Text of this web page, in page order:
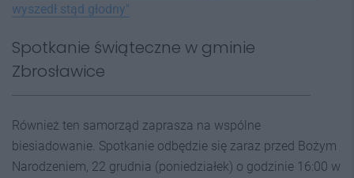
wyszedł stąd głodny"
Spotkanie świąteczne w gminie
Zbrosławice
Również ten samorząd zaprasza na wspólne
biesiadowanie. Spotkanie odbędzie się zaraz przed Bożym
Narodzeniem, 22 grudnia (poniedziałek) o godzinie 16:00 w